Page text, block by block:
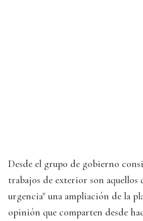
Desde el grupo de gobierno
trabajos de exterior son aquellos
urgencia" una ampliación de la
opinión que comparten desde